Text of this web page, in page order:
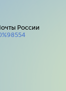
России